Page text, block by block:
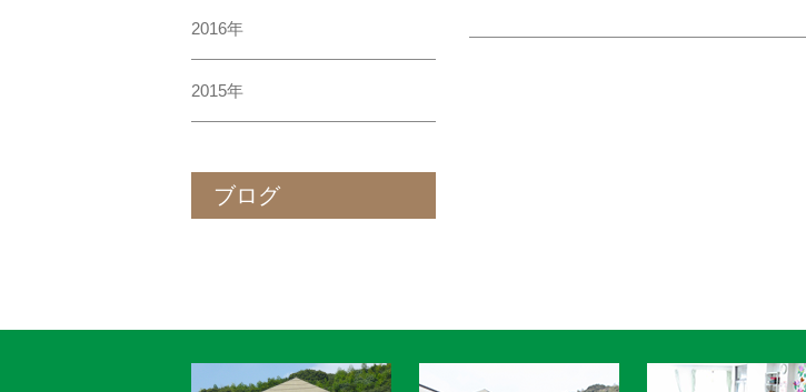
2016年
2015年
ブログ